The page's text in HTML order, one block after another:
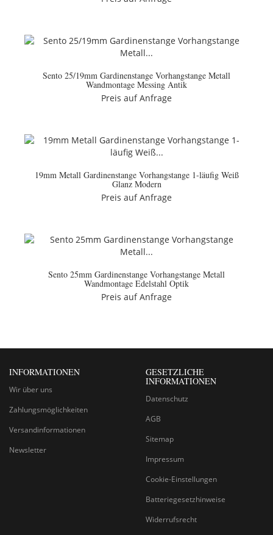
Sento 25/19mm Gardinenstange Vorhangstange Metall
Wandmontage Messing Antik
Preis auf Anfrage
19mm Metall Gardinenstange Vorhangstange 1-läufig Weiß
Glanz Modern
Preis auf Anfrage
Sento 25mm Gardinenstange Vorhangstange Metall
Wandmontage Edelstahl Optik
Preis auf Anfrage
INFORMATIONEN
Wir über uns
Zahlungsmöglichkeiten
Versandinformationen
Newsletter
GESETZLICHE
INFORMATIONEN
Datenschutz
AGB
Sitemap
Impressum
Cookie-Einstellungen
Batteriegesetzhinweise
Widerrufsrecht